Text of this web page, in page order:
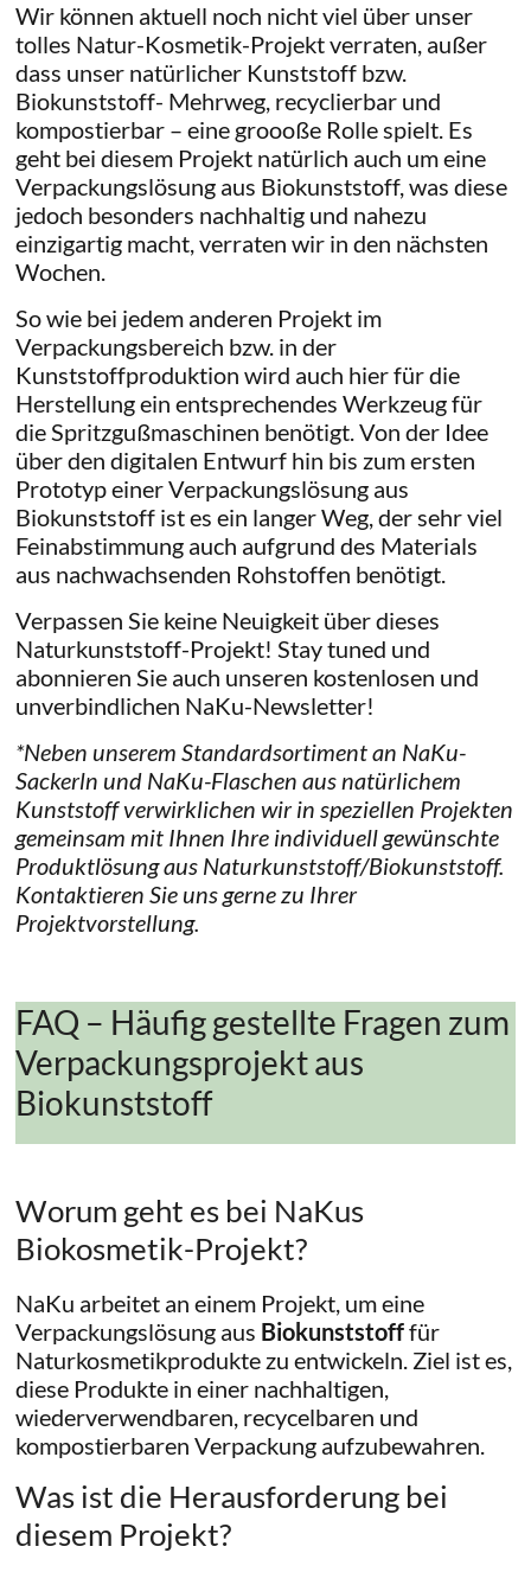
Wir können aktuell noch nicht viel über unser
tolles Natur-Kosmetik-Projekt verraten, außer
dass unser natürlicher Kunststoff bzw.
Biokunststoff- Mehrweg, recyclierbar und
kompostierbar – eine groooße Rolle spielt. Es
geht bei diesem Projekt natürlich auch um eine
Verpackungslösung aus Biokunststoff, was diese
jedoch besonders nachhaltig und nahezu
einzigartig macht, verraten wir in den nächsten
Wochen.
So wie bei jedem anderen Projekt im
Verpackungsbereich bzw. in der
Kunststoffproduktion wird auch hier für die
Herstellung ein entsprechendes Werkzeug für
die Spritzgußmaschinen benötigt. Von der Idee
über den digitalen Entwurf hin bis zum ersten
Prototyp einer Verpackungslösung aus
Biokunststoff ist es ein langer Weg, der sehr viel
Feinabstimmung auch aufgrund des Materials
aus nachwachsenden Rohstoffen benötigt.
Verpassen Sie keine Neuigkeit über dieses
Naturkunststoff-Projekt! Stay tuned und
abonnieren Sie auch unseren kostenlosen und
unverbindlichen NaKu-Newsletter!
*Neben unserem Standardsortiment an NaKu-
Sackerln und NaKu-Flaschen aus natürlichem
Kunststoffverwirklichen wir in speziellen Projekten
gemeinsam mit Ihnen Ihre individuell gewünschte
Produktlösung aus Naturkunststoff/Biokunststoff.
Kontaktieren Sie uns gerne zu Ihrer
Projektvorstellung.
FAQ – Häufig gestellte Fragen zum
Verpackungsprojekt aus
Biokunststoff
Worum geht es bei NaKus
Biokosmetik-Projekt?
NaKu arbeitet an einem Projekt, um eine
Verpackungslösung aus Biokunststofffür
Naturkosmetikprodukte zu entwickeln. Ziel ist es,
diese Produkte in einer nachhaltigen,
wiederverwendbaren, recycelbaren und
kompostierbaren Verpackung aufzubewahren.
Was ist die Herausforderung bei
diesem Projekt?